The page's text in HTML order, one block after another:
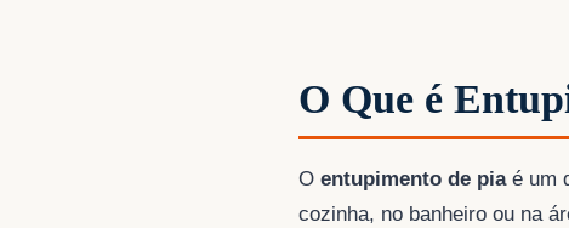
O Que é
O entupimento de piaé um
cozinha, no banheiro ou na